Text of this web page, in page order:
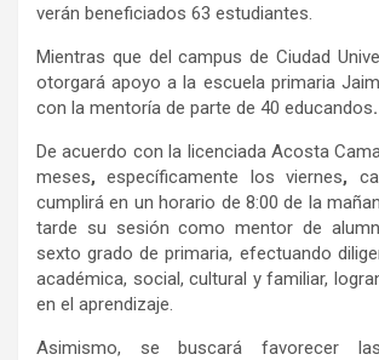
verán beneficiados 63 estudiantes.
Mientras que del campus de Ciudad
otorgará apoyo a la escuela primaria
con la mentoría de parte de 40 educandos.
De acuerdo con la licenciada Acosta
meses,específicamente los viernes,
cumplirá en un horario de 8:00 de la
tarde su sesión como mentor de
sexto grado de primaria, efectuando
académica, social, cultural y familiar,
en el aprendizaje.
Asimismo, se buscará favorecer